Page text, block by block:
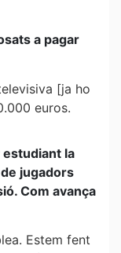
a pagar
[ja ho
euros.
la
jugadors
Com avança
Estem fent